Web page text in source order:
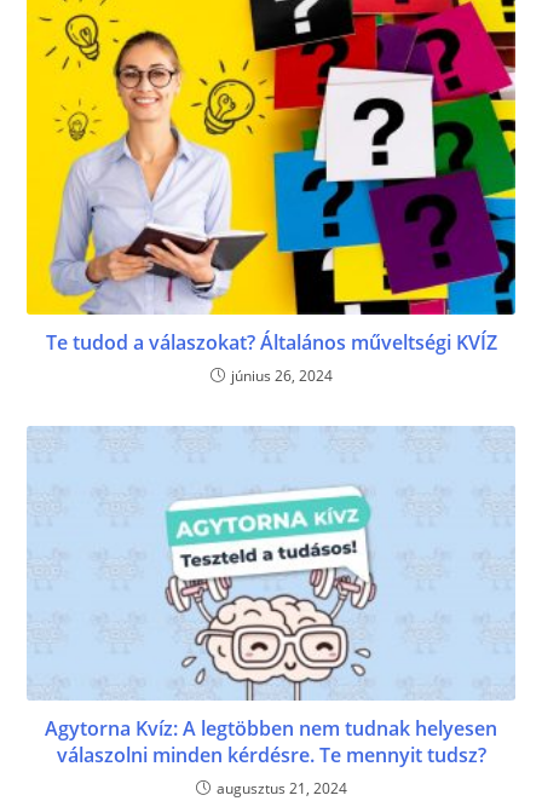
Te tudod a válaszokat? Általános műveltségi KVÍZ
június 26, 2024
Agytorna Kvíz: A legtöbben nem tudnak helyesen
válaszolni minden kérdésre. Te mennyit tudsz?
augusztus 21, 2024